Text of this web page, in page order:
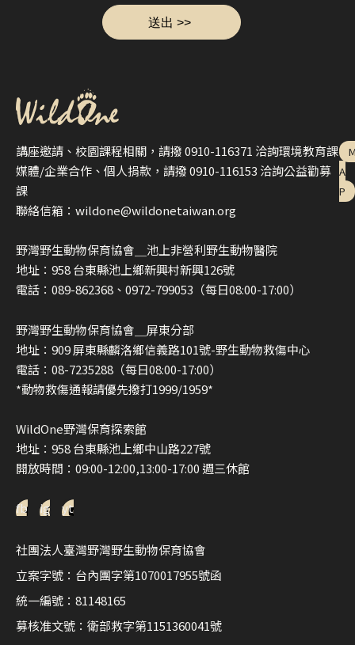
講座邀請、校園課程相關，請撥 0910-116371 洽詢環境教育課
媒體/企業合作、個人捐款，請撥 0910-116153 洽詢公益勸募
課
聯絡信箱：wildone@wildonetaiwan.org
野灣野生動物保育協會＿池上非營利野生動物醫院
地址：958 台東縣池上鄉新興村新興126號
電話：089-862368、0972-799053（每日08:00-17:00）
野灣野生動物保育協會＿屏東分部
地址：909 屏東縣麟洛鄉信義路101號-野生動物救傷中心
電話：08-7235288（每日08:00-17:00）
*動物救傷通報請優先撥打1999/1959*
WildOne野灣保育探索館
地址：958 台東縣池上鄉中山路227號
開放時間：09:00-12:00,13:00-17:00 週三休館
A
P
fb ig yt
社團法人臺灣野灣野生動物保育協會
立案字號：台內團字第1070017955號函
統一編號：81148165
募核准文號：衛部救字第1151360041號